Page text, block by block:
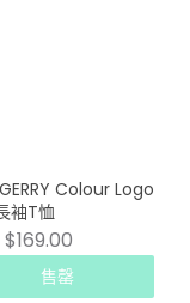
Colour Logo
袖T恤
$169.00
售罄